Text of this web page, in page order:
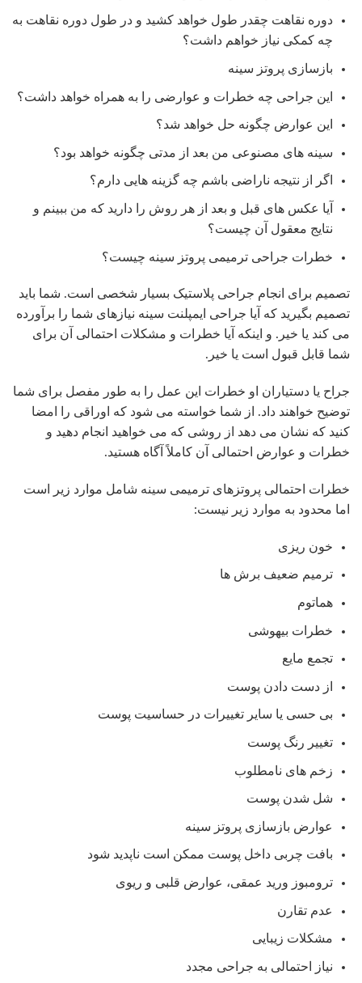
دوره نقاهت چقدر طول خواهد کشید و در طول دوره نقاهت به
چه کمکی نیاز خواهم داشت؟
بازسازی پروتز سینه
این جراحی چه خطرات و عوارضی را به همراه خواهد داشت؟
این عوارض چگونه حل خواهد شد؟
سینه های مصنوعی من بعد از مدتی چگونه خواهد بود؟
اگر از نتیجه ناراضی باشم چه گزینه هایی دارم؟
آیا عکس های قبل و بعد از هر روش را دارید که من ببینم و
نتایج معقول آن چیست؟
خطرات جراحی ترمیمی پروتز سینه چیست؟
تصمیم برای انجام جراحی پلاستیک بسیار شخصی است. شما باید
تصمیم بگیرید که آیا جراحی ایمپلنت سینه نیازهای شما را برآورده
می کند یا خیر. و اینکه آیا خطرات و مشکلات احتمالی آن برای
شما قابل قبول است یا خیر.
جراح یا دستیاران او خطرات این عمل را به طور مفصل برای شما
توضیح خواهند داد. از شما خواسته می شود که اوراقی را امضا
کنید که نشان می دهد از روشی که می خواهید انجام دهید و
خطرات و عوارض احتمالی آن کاملاً آگاه هستید.
خطرات احتمالی پروتزهای ترمیمی سینه شامل موارد زیر است
اما محدود به موارد زیر نیست:
خون ریزی
ترمیم ضعیف برش ها
هماتوم
خطرات بیهوشی
تجمع مایع
از دست دادن پوست
بی حسی یا سایر تغییرات در حساسیت پوست
تغییر رنگ پوست
زخم های نامطلوب
شل شدن پوست
عوارض بازسازی پروتز سینه
بافت چربی داخل پوست ممکن است ناپدید شود
ترومبوز ورید عمقی، عوارض قلبی و ریوی
عدم تقارن
مشکلات زیبایی
نیاز احتمالی به جراحی مجدد